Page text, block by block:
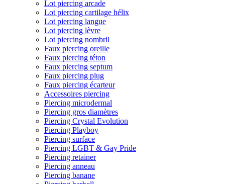
Lot piercing arcade
Lot piercing cartilage hélix
Lot piercing langue
Lot piercing lèvre
Lot piercing nombril
Faux piercing oreille
Faux piercing téton
Faux piercing septum
Faux piercing plug
Faux piercing écarteur
Accessoires piercing
Piercing microdermal
Piercing gros diamètres
Piercing Crystal Evolution
Piercing Playboy
Piercing surface
Piercing LGBT & Gay Pride
Piercing retainer
Piercing anneau
Piercing banane